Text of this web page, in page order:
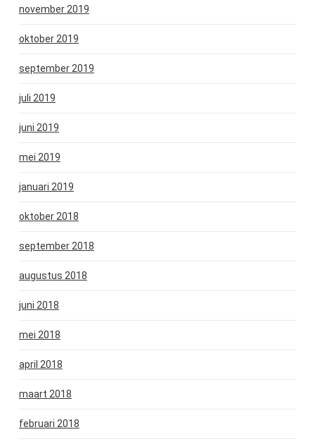
november 2019
oktober 2019
september 2019
juli 2019
juni 2019
mei 2019
januari 2019
oktober 2018
september 2018
augustus 2018
juni 2018
mei 2018
april 2018
maart 2018
februari 2018